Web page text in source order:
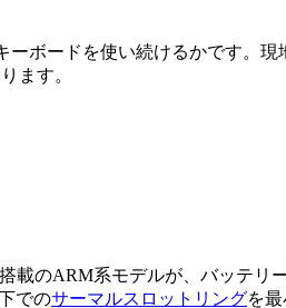
ボードを使い続けるかです。
ます。
搭載のARM系モデルが、バッテリ
でのサーマルスロットリングを